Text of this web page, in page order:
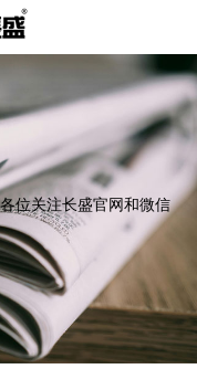
位关注长盛官网和微信